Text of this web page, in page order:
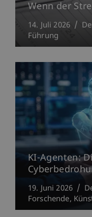
Wenn der
14. Juli 2026
Führung
KI-Agenten:
19. Juni 2026
Forschende